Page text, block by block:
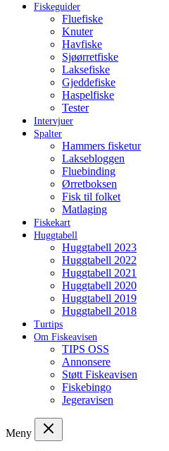
Fiskeguider
Fluefiske
Knuter
Havfiske
Sjøørretfiske
Laksefiske
Gjeddefiske
Haspelfiske
Tester
Intervjuer
Spalter
Hammers fisketur
Laksebloggen
Fluebinding
Ørretboksen
Fisk til folket
Matlaging
Fiskekart
Huggtabell
Huggtabell 2023
Huggtabell 2022
Huggtabell 2021
Huggtabell 2020
Huggtabell 2019
Huggtabell 2018
Turtips
Om Fiskeavisen
TIPS OSS
Annonsere
Støtt Fiskeavisen
Fiskebingo
Jegeravisen
Meny